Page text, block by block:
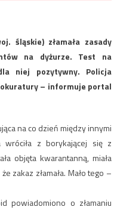
śląskie) złamała zasady
na dyżurze. Test na
niej pozytywny. Policja
– informuje portal
na co dzień między innymi
z borykającej się z
objęta kwarantanną, miała
zakaz złamała. Mało tego –
powiadomiono o złamaniu